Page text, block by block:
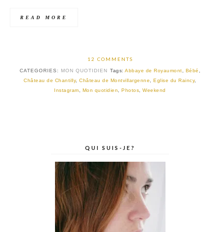
READ MORE
12 COMMENTS
CATEGORIES: MON QUOTIDIEN Tags: Abbaye de Royaumont Bébé
Château de Chantilly,Château de Montvillargenne ,Eglise du Raincy,
Instagram
Mon quotidien ,Photos ,Weekend
QUI SUIS-JE?